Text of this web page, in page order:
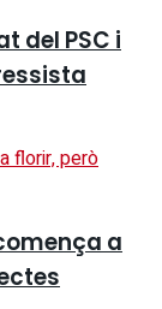
del PSC i
a